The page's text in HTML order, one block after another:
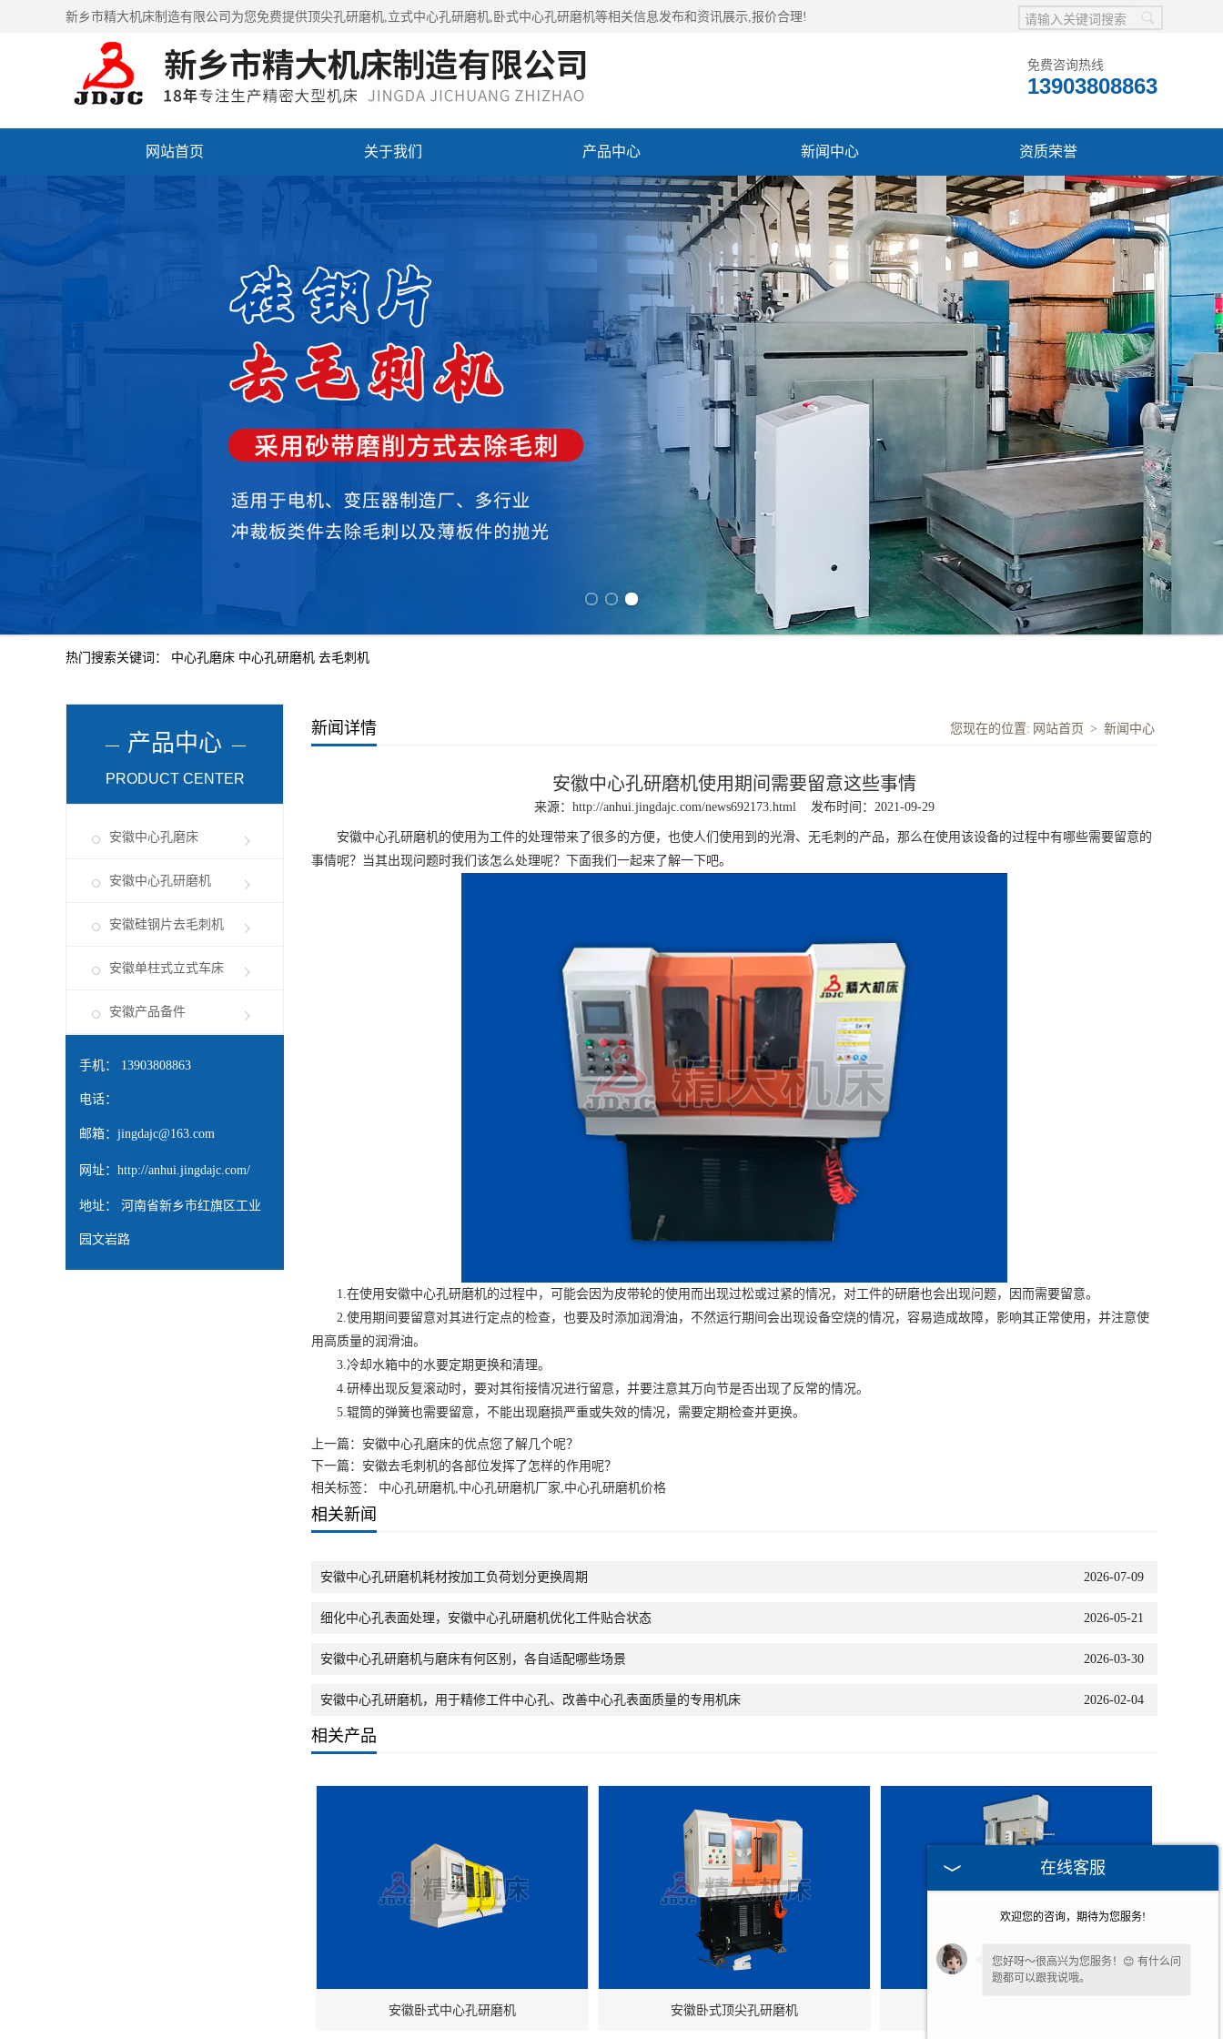
新乡市精大机床制造有限公司为您免费提供 顶尖孔研磨机,立式中心孔研磨机,卧式中心孔研磨机等相关信息发布和资讯展示,报价合理!
免费咨询热线
13903808863
网站首页 关于我们 产品中心 新闻中心 资质荣誉
热门搜索关键词： 中心孔磨床 中心孔研磨机 去毛刺机
产品中心
PRODUCT CENTER
安徽中心孔磨床
安徽中心孔研磨机
安徽硅钢片去毛刺机
安徽单柱式立式车床
安徽产品备件
手机： 13903808863
电话：
邮箱： jingdajc@163.com
网址： http://anhui.jingdajc.com/
地址： 河南省新乡市红旗区工业
园文岩路
新闻详情 您现在的位置: 网站首页 > 新闻中心
安徽中心孔研磨机使用期间需要留意这些事情
来源： http://anhui.jingdajc.com/news692173.html 发布时间：2021-09-29
安徽中心孔研磨机的使用为工件的处理带来了很多的方便，也使人们使用到的光滑、无毛刺的产品，那么在使用该设备的过程中有哪些需要留意的
事情呢？当其出现问题时我们该怎么处理呢？下面我们一起来了解一下吧。
1.在使用 安徽中心孔研磨机的过程中，可能会因为皮带轮的使用而出现过松或过紧的情况，对工件的研磨也会出现问题，因而需要留意。
2.使用期间要留意对其进行定点的检查，也要及时添加润滑油，不然运行期间会出现设备空烧的情况，容易造成故障，影响其正常使用，并注意使
用高质量的润滑油。
3.冷却水箱中的水要定期更换和清理。
4.研棒出现反复滚动时，要对其衔接情况进行留意，并要注意其万向节是否出现了反常的情况。
5.辊筒的弹簧也需要留意，不能出现磨损严重或失效的情况，需要定期检查并更换。
上一篇： 安徽中心孔磨床的优点您了解几个呢？
下一篇： 安徽去毛刺机的各部位发挥了怎样的作用呢？
相关标签： 中心孔研磨机,中心孔研磨机厂家,中心孔研磨机价格
相关新闻
2026-07-09
安徽中心孔研磨机耗材按加工负荷划分更换周期
2026-05-21
细化中心孔表面处理，安徽中心孔研磨机优化工件贴合状态
2026-03-30
安徽中心孔研磨机与磨床有何区别，各自适配哪些场景
2026-02-04
安徽中心孔研磨机，用于精修工件中心孔、改善中心孔表面质量的专用机床
相关产品
安徽卧式中心孔研磨机 安徽卧式顶尖孔研磨机
在线客服
欢迎您的咨询，期待为您服务!
您好呀～很高兴为您服务！😊 有什么问
题都可以跟我说哦。